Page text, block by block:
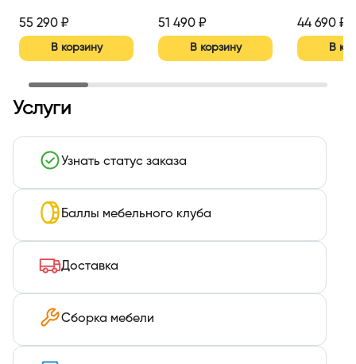
08)/светло-
бежевый (Velutto
16))
55 290 ₽
В корзину
51 490 ₽
В корзину
44 690 ₽
В
Услуги
Узнать статус заказа
Баллы мебельного клуба
Доставка
Сборка мебели